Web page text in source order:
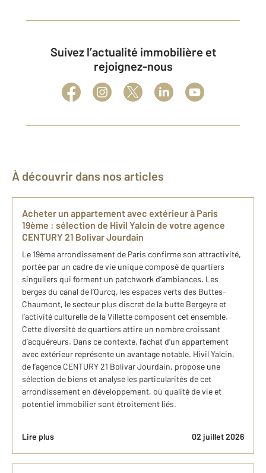
Suivez l’actualité immobilière et
rejoignez-nous
À découvrir dans nos articles
Ach​eter un appartement avec extérieur à Paris
19ème : sélection de Hivil Yalcin de votre agence
CENTURY 21 Bolivar Jourdain
Le 19ème arrondissement de Paris confirme son attractivité,
portée par un cadre de vie unique composé de quartiers
singuliers qui forment un patchwork d’ambiances. Les
berges du canal de l’Ourcq, les espaces verts des Buttes-
Chaumont, le secteur plus discret de la butte Bergeyre et
l’activité culturelle de la Villette composent cet ensemble.
Cette diversité de quartiers attire un nombre croissant
d’acquéreurs. Dans ce contexte, l’achat d’un appartement
avec extérieur représente un avantage notable. Hivil Yalcin,
de l’agence CENTURY 21 Bolivar Jourdain, propose une
sélection de biens et analyse les particularités de cet
arrondissement en développement, où qualité de vie et
potentiel immobilier sont étroitement liés.
Lire plus 02 juillet 2026